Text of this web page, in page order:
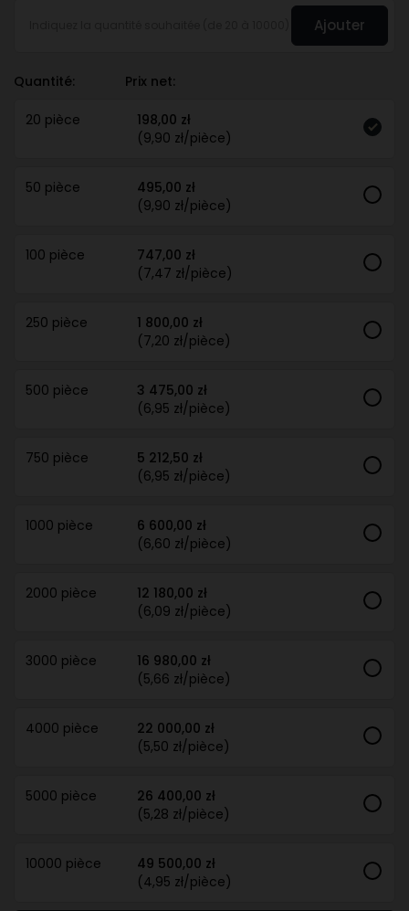
Ajouter
Quantité: Prix net:
20 pièce
198,00 zł
(9,90 zł/pièce)
50 pièce
495,00 zł
(9,90 zł/pièce)
100 pièce
747,00 zł
(7,47 zł/pièce)
250 pièce
1 800,00 zł
(7,20 zł/pièce)
500 pièce
3 475,00 zł
(6,95 zł/pièce)
750 pièce
5 212,50 zł
(6,95 zł/pièce)
1000 pièce
6 600,00 zł
(6,60 zł/pièce)
2000 pièce
12 180,00 zł
(6,09 zł/pièce)
3000 pièce
16 980,00 zł
(5,66 zł/pièce)
4000 pièce
22 000,00 zł
(5,50 zł/pièce)
5000 pièce
26 400,00 zł
(5,28 zł/pièce)
10000 pièce
49 500,00 zł
(4,95 zł/pièce)